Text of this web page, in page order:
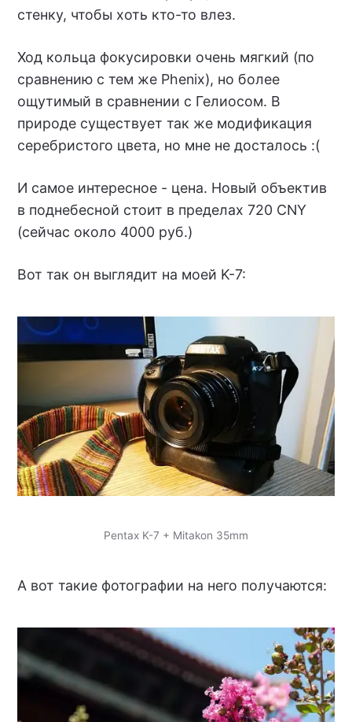
стенку, чтобы хоть кто-то влез.
Ход кольца фокусировки очень мягкий (по
сравнению с тем же Phenix), но более
ощутимый в сравнении с Гелиосом. В
природе существует так же модификация
серебристого цвета, но мне не досталось :(
И самое интересное - цена. Новый объектив
в поднебесной стоит в пределах 720 CNY
(сейчас около 4000 руб.)
Вот так он выглядит на моей K-7:
Pentax K-7 + Mitakon 35mm
А вот такие фотографии на него получаются: